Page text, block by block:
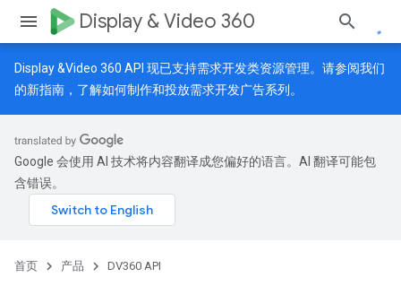
Display & Video 360
Display &Video 360 API 现已支持需求开发类资源管理。请参阅我们
的新指南 ，了解如何制作和投放需求开发广告系列。
Google 会使用 AI 技术将内容翻译成您偏好的语言。AI 翻译可能包
含错误。
首页 产品 DV360 API